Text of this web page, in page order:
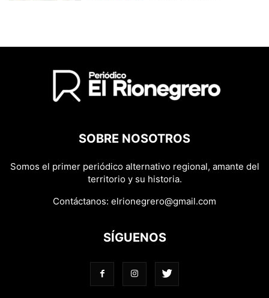
SOBRE NOSOTROS
Somos el primer periódico alternativo regional, amante del
territorio y su historia.
Contáctanos: elrionegrero@gmail.com
SÍGUENOS